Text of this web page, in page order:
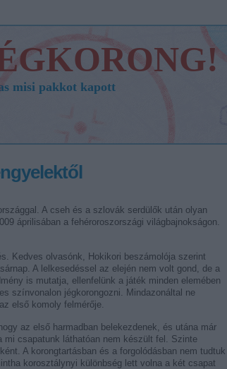
misi pakkot kapott
A cseh és a szlovák serdülők után olyan
áprilisában a fehéroroszországi világbajnokságon.
Kedves olvasónk, Hokikori beszámolója szerint
A lelkesedéssel az elején nem volt gond, de a
is mutatja, ellenfelünk a játék minden elemében
színvonalon jégkorongozni. Mindazonáltal ne
első komoly felmérője.
az első harmadban belekezdenek, és utána már
csapatunk láthatóan nem készült fel. Szinte
A korongtartásban és a forgolódásban nem tudtuk
korosztálynyi különbség lett volna a két csapat